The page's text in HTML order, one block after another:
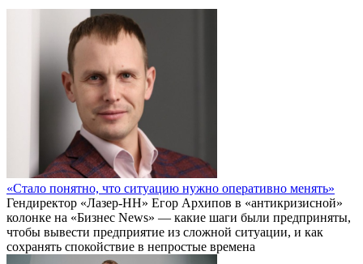
«Стало понятно, что ситуацию нужно оперативно менять»
Гендиректор «Лазер-НН» Егор Архипов в «антикризисной»
колонке на «Бизнес News» — какие шаги были предприняты,
чтобы вывести предприятие из сложной ситуации, и как
сохранять спокойствие в непростые времена